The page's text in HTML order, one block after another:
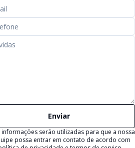
Enviar
informações serão utilizadas para que a nossa
possa entrar em contato de acordo com